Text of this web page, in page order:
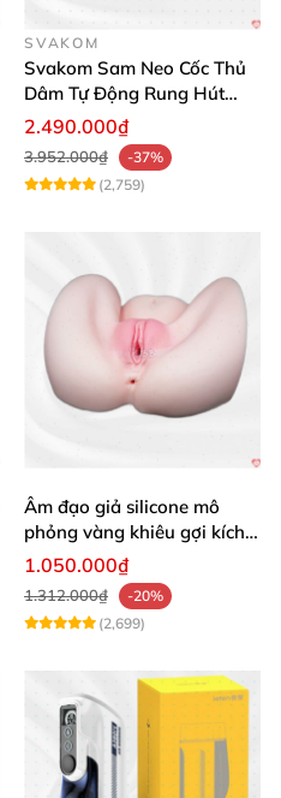
SVAKOM
Svakom Sam Neo Cốc Thủ
Dâm Tự Động Rung Hút
App Điều Khiển Xa
2.490.000₫
3.952.000₫
-37%
(2,759)
Âm đạo giả silicone mô
phỏng vàng khiêu gợi kích
thích mua
1.050.000₫
1.312.000₫
-20%
(2,699)